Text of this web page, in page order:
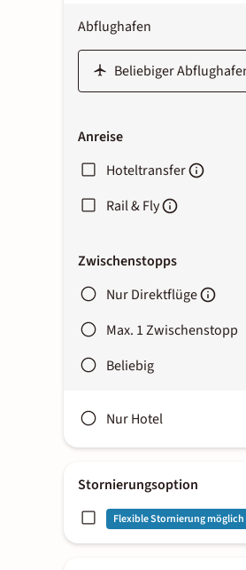
Abflughafen
Anreise
Hoteltransfer
Rail & Fly
Zwischenstopps
Nur Direktflüge
Max. 1 Zwischenstopp
Beliebig
Nur Hotel
Stornierungsoption
Flexible Stornierung möglich